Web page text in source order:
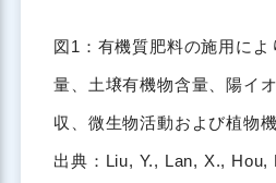
図1：有機質肥料の施用によ
量、土壌有機物含量、陽イ
収、微生物活動および植物
出典：Liu, Y., Lan, X.,